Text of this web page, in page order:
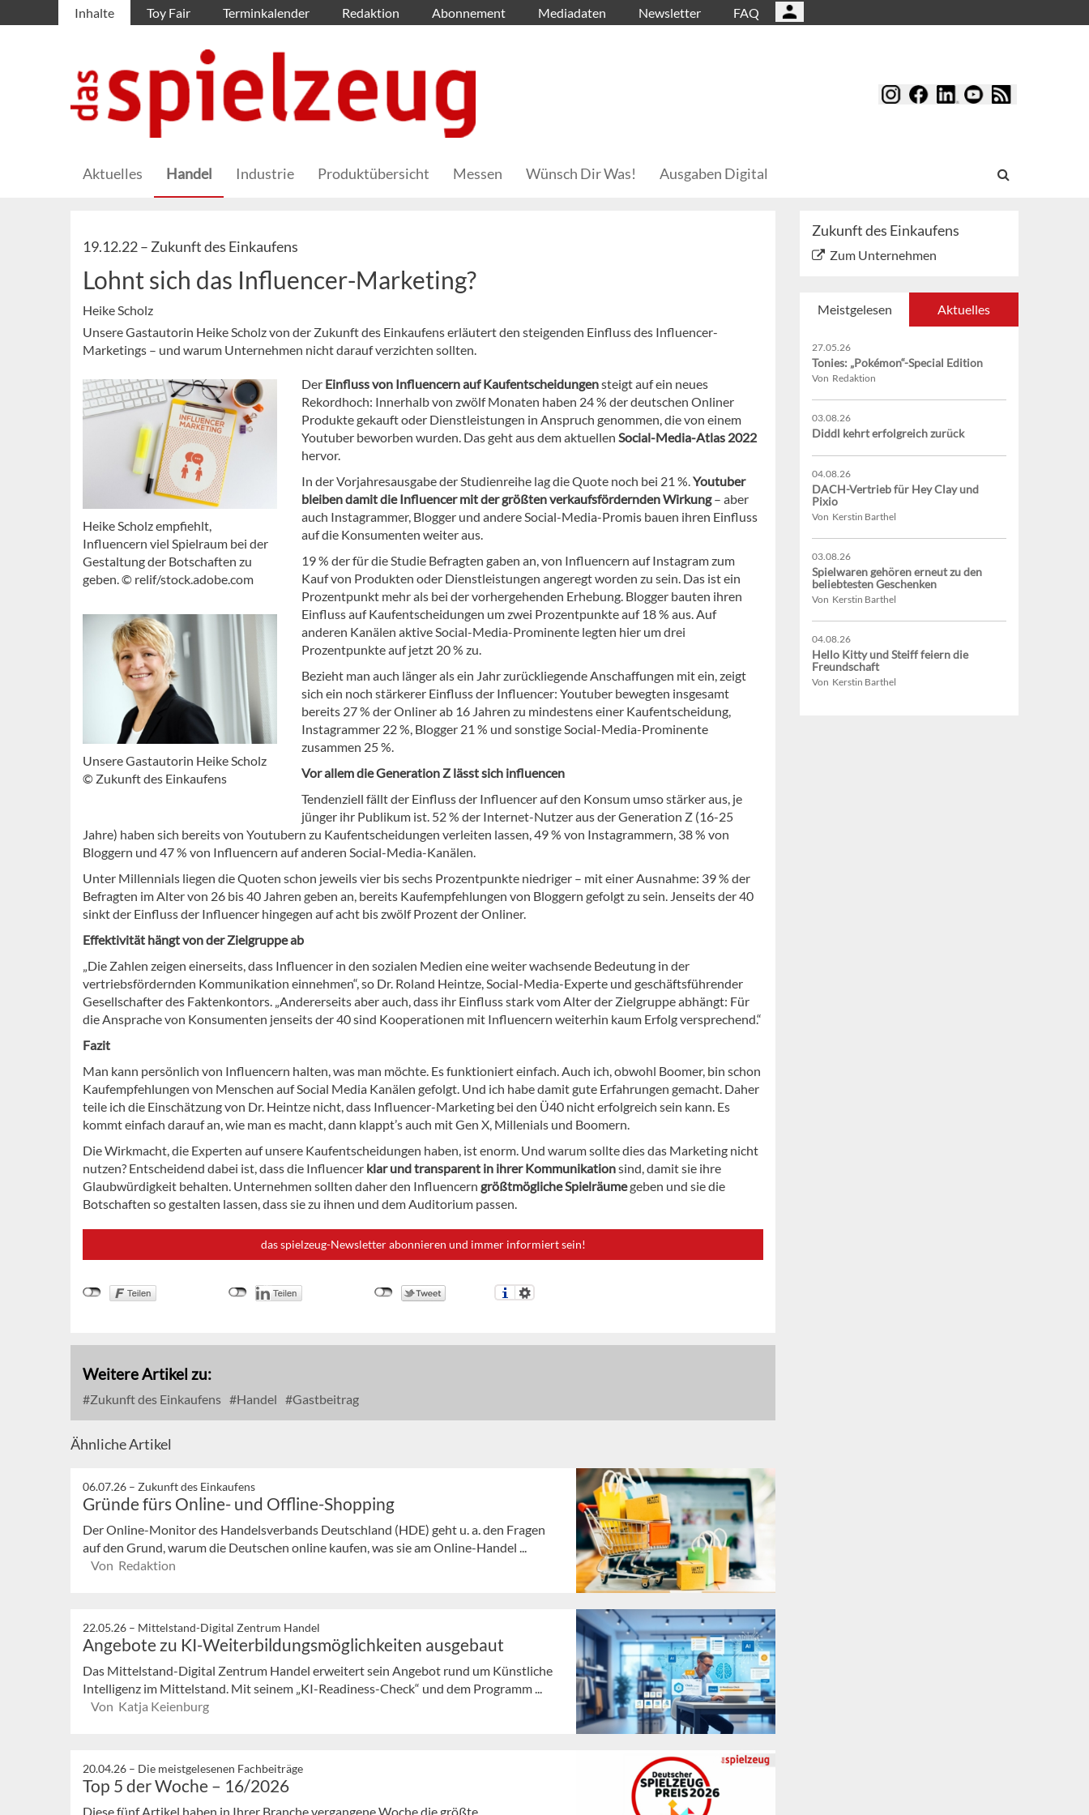
Inhalte Toy Fair Terminkalender Redaktion Abonnement Mediadaten Newsletter FAQ
Aktuelles Handel Industrie Produktübersicht Messen Wünsch Dir Was! Ausgaben Digital
19.12.22 – Zukunft des Einkaufens
Lohnt sich das Influencer-Marketing?
Heike Scholz
Unsere Gastautorin Heike Scholz von der Zukunft des Einkaufens erläutert den steigenden Einfluss des Influencer-
Marketings – und warum Unternehmen nicht darauf verzichten sollten.
Heike Scholz empfiehlt,
Influencern viel Spielraum bei der
Gestaltung der Botschaften zu
geben. © relif/stock.adobe.com
Unsere Gastautorin Heike Scholz
© Zukunft des Einkaufens
Der Einfluss von Influencern auf Kaufentscheidungensteigt auf ein neues
Rekordhoch: Innerhalb von zwölf Monaten haben 24 % der deutschen Onliner
Produkte gekauft oder Dienstleistungen in Anspruch genommen, die von einem
Youtuber beworben wurden. Das geht aus dem aktuellen Social-Media-Atlas 2022
hervor.
In der Vorjahresausgabe der Studienreihe lag die Quote noch bei 21 %.Youtuber
bleiben damit die Influencer mit der größten verkaufsfördernden Wirkung– aber
auch Instagrammer, Blogger und andere Social-Media-Promis bauen ihren Einfluss
auf die Konsumenten weiter aus.
19 % der für die Studie Befragten gaben an, von Influencern auf Instagram zum
Kauf von Produkten oder Dienstleistungen angeregt worden zu sein. Das ist ein
Prozentpunkt mehr als bei der vorhergehenden Erhebung. Blogger bauten ihren
Einfluss auf Kaufentscheidungen um zwei Prozentpunkte auf 18 % aus. Auf
anderen Kanälen aktive Social-Media-Prominente legten hier um drei
Prozentpunkte auf jetzt 20 % zu.
Bezieht man auch länger als ein Jahr zurückliegende Anschaffungen mit ein, zeigt
sich ein noch stärkerer Einfluss der Influencer: Youtuber bewegten insgesamt
bereits 27 % der Onliner ab 16 Jahren zu mindestens einer Kaufentscheidung,
Instagrammer 22 %, Blogger 21 % und sonstige Social-Media-Prominente
zusammen 25 %.
Vor allem die Generation Z lässt sich influencen
Tendenziell fällt der Einfluss der Influencer auf den Konsum umso stärker aus, je
jünger ihr Publikum ist. 52 % der Internet-Nutzer aus der Generation Z (16-25
Jahre) haben sich bereits von Youtubern zu Kaufentscheidungen verleiten lassen, 49 % von Instagrammern, 38 % von
Bloggern und 47 % von Influencern auf anderen Social-Media-Kanälen.
Unter Millennials liegen die Quoten schon jeweils vier bis sechs Prozentpunkte niedriger – mit einer Ausnahme: 39 % der
Befragten im Alter von 26 bis 40 Jahren geben an, bereits Kaufempfehlungen von Bloggern gefolgt zu sein. Jenseits der 40
sinkt der Einfluss der Influencer hingegen auf acht bis zwölf Prozent der Onliner.
Effektivität hängt von der Zielgruppe ab
„Die Zahlen zeigen einerseits, dass Influencer in den sozialen Medien eine weiter wachsende Bedeutung in der
vertriebsfördernden Kommunikation einnehmen“, so Dr. Roland Heintze, Social-Media-Experte und geschäftsführender
Gesellschafter des Faktenkontors. „Andererseits aber auch, dass ihr Einfluss stark vom Alter der Zielgruppe abhängt: Für
die Ansprache von Konsumenten jenseits der 40 sind Kooperationen mit Influencern weiterhin kaum Erfolg versprechend.“
Fazit
Man kann persönlich von Influencern halten, was man möchte. Es funktioniert einfach. Auch ich, obwohl Boomer, bin schon
Kaufempfehlungen von Menschen auf Social Media Kanälen gefolgt. Und ich habe damit gute Erfahrungen gemacht. Daher
teile ich die Einschätzung von Dr. Heintze nicht, dass Influencer-Marketing bei den Ü40 nicht erfolgreich sein kann. Es
kommt einfach darauf an, wie man es macht, dann klappt’s auch mit Gen X, Millenials und Boomern.
Die Wirkmacht, die Experten auf unsere Kaufentscheidungen haben, ist enorm. Und warum sollte dies das Marketing nicht
nutzen? Entscheidend dabei ist, dass die Influencer klar und transparent in ihrer Kommunikationsind, damit sie ihre
Glaubwürdigkeit behalten. Unternehmen sollten daher den Influencern größtmögliche Spielräumegeben und sie die
Botschaften so gestalten lassen, dass sie zu ihnen und dem Auditorium passen.
das spielzeug-Newsletter abonnieren und immer informiert sein!
Weitere Artikel zu:
Zukunft des Einkaufens Handel Gastbeitrag
Ähnliche Artikel
06.07.26 – Zukunft des Einkaufens
Gründe fürs Online- und Offline-Shopping
Der Online-Monitor des Handelsverbands Deutschland (HDE) geht u. a. den Fragen
auf den Grund, warum die Deutschen online kaufen, was sie am Online-Handel ...
Von Redaktion
22.05.26 – Mittelstand-Digital Zentrum Handel
Angebote zu KI-Weiterbildungsmöglichkeiten ausgebaut
Das Mittelstand-Digital Zentrum Handel erweitert sein Angebot rund um Künstliche
Intelligenz im Mittelstand. Mit seinem „KI-Readiness-Check“ und dem Programm ...
Von Katja Keienburg
20.04.26 – Die meistgelesenen Fachbeiträge
Top 5 der Woche – 16/2026
Diese fünf Artikel haben in Ihrer Branche vergangene Woche die größte
Zukunft des Einkaufens
Zum Unternehmen
Meistgelesen Aktuelles
27.05.26
Tonies: „Pokémon“-Special Edition
Von Redaktion
03.08.26
Diddl kehrt erfolgreich zurück
04.08.26
DACH-Vertrieb für Hey Clay und
Pixio
Von Kerstin Barthel
03.08.26
Spielwaren gehören erneut zu den
beliebtesten Geschenken
Von Kerstin Barthel
04.08.26
Hello Kitty und Steiff feiern die
Freundschaft
Von Kerstin Barthel